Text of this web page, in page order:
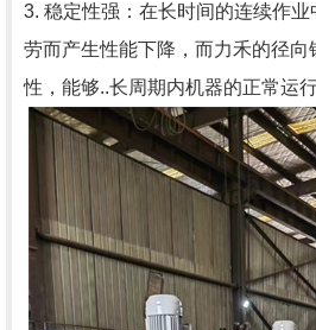
3. 稳定性强：在长时间的连续作
劳而产生性能下降，而力禾的径向
性，能够..长周期内机器的正常运